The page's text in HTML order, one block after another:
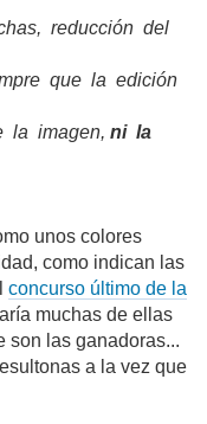
reducción del
que la edición
la imagen, ni la
unos colores
como indican las
concurso último de la
muchas de ellas
son las ganadoras...
a la vez que